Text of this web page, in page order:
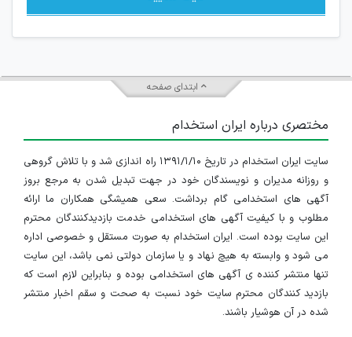
ابتدای صفحه
مختصری درباره ایران استخدام
سایت ایران استخدام در تاریخ ۱۳۹۱/۱/۱۰ راه اندازی شد و با تلاش گروهی
و روزانه مدیران و نویسندگان خود در جهت تبدیل شدن به مرجع بروز
آگهی های استخدامی گام برداشت. سعی همیشگی همکاران ما ارائه
مطلوب و با کیفیت آگهی های استخدامی خدمت بازدیدکنندگان محترم
این سایت بوده است. ایران استخدام به صورت مستقل و خصوصی اداره
می شود و وابسته به هیچ نهاد و یا سازمان دولتی نمی باشد، این سایت
تنها منتشر کننده ی آگهی های استخدامی بوده و بنابراین لازم است که
بازدید کنندگان محترم سایت خود نسبت به صحت و سقم اخبار منتشر
شده در آن هوشیار باشند.